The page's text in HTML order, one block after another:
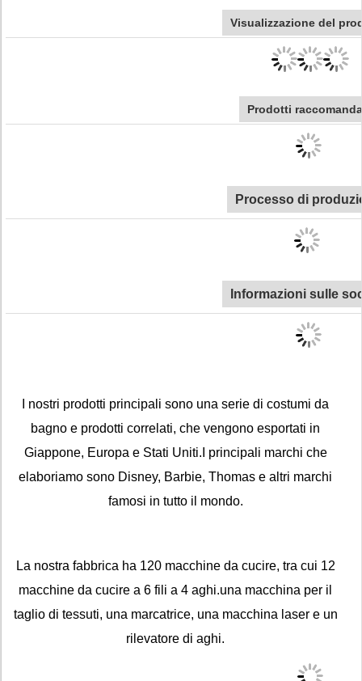
Visualizzazione del
Prodotti
Processo di
Informazioni sulle
I nostri prodotti principali sono una serie di costumi da
bagno e prodotti correlati, che vengono esportati in
Giappone, Europa e Stati Uniti.I principali marchi che
elaboriamo sono Disney, Barbie, Thomas e altri marchi
famosi in tutto il mondo.
La nostra fabbrica ha 120 macchine da cucire, tra cui 12
macchine da cucire a 6 fili a 4 aghi.una macchina per il
taglio di tessuti, una marcatrice, una macchina laser e un
rilevatore di aghi.